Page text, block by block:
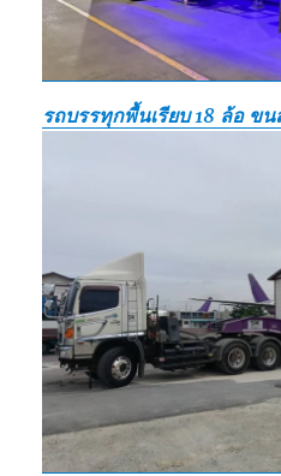
รถบรรทุกพื้นเรียบ 18 ล้อ ข